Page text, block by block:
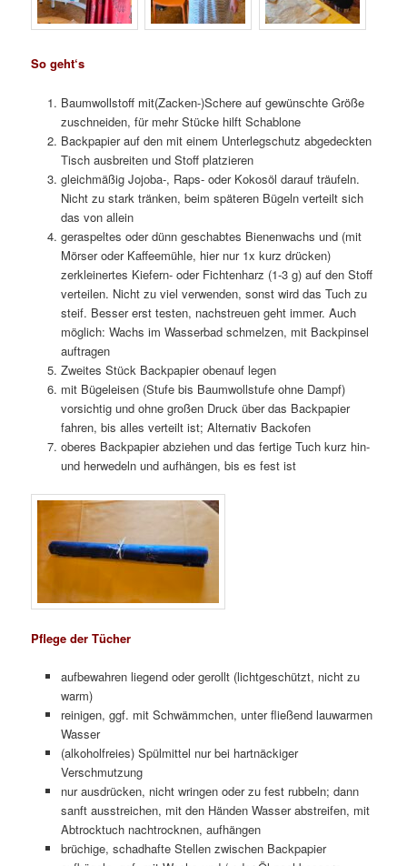
So geht‘s
Baumwollstoff mit(Zacken-)Schere auf gewünschte Größe
zuschneiden, für mehr Stücke hilft Schablone
Backpapier auf den mit einem Unterlegschutz abgedeckten
Tisch ausbreiten und Stoff platzieren
gleichmäßig Jojoba-, Raps- oder Kokosöl darauf träufeln.
Nicht zu stark tränken, beim späteren Bügeln verteilt sich
das von allein
geraspeltes oder dünn geschabtes Bienenwachs und (mit
Mörser oder Kaffeemühle, hier nur 1x kurz drücken)
zerkleinertes Kiefern- oder Fichtenharz (1-3 g) auf den Stoff
verteilen. Nicht zu viel verwenden, sonst wird das Tuch zu
steif. Besser erst testen, nachstreuen geht immer. Auch
möglich: Wachs im Wasserbad schmelzen, mit Backpinsel
auftragen
Zweites Stück Backpapier obenauf legen
mit Bügeleisen (Stufe bis Baumwollstufe ohne Dampf)
vorsichtig und ohne großen Druck über das Backpapier
fahren, bis alles verteilt ist; Alternativ Backofen
oberes Backpapier abziehen und das fertige Tuch kurz hin-
und herwedeln und aufhängen, bis es fest ist
Pflege der Tücher
aufbewahren liegend oder gerollt (lichtgeschützt, nicht zu
warm)
reinigen, ggf. mit Schwämmchen, unter fließend lauwarmen
Wasser
(alkoholfreies) Spülmittel nur bei hartnäckiger
Verschmutzung
nur ausdrücken, nicht wringen oder zu fest rubbeln; dann
sanft ausstreichen, mit den Händen Wasser abstreifen, mit
Abtrocktuch nachtrocknen, aufhängen
brüchige, schadhafte Stellen zwischen Backpapier